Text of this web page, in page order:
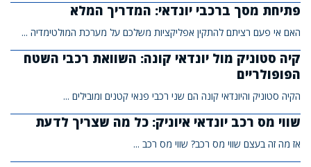
פתיחת מסך ברכבי יונדאי: המדריך המלא
האם אי פעם רציתם להתקין אפליקציות משלכם על מערכת המולטימדיה ...
קיה סטוניק מול יונדאי קונה: השוואת רכבי השטח
הפופולריים
הקיה סטוניק והיונדאי קונה הם שני רכבי פנאי קטנים ומובילים ...
שווי מס רכב יונדאי איוניק: כל מה שצריך לדעת
אז מה זה בעצם שווי מס רכב? שווי מס רכב ...